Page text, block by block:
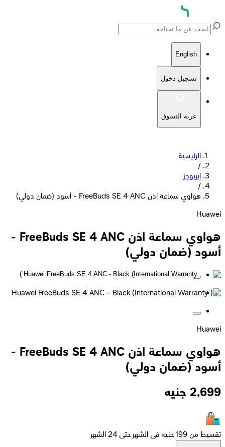
English
تسجيل دخول
عربة التسوق
الرئيسية
/
ايربودز
/
هواوي سماعة اذن FreeBuds SE 4 ANC - أسود (ضمان دولي)
Huawei
هواوي سماعة اذن FreeBuds SE 4 ANC -
أسود (ضمان دولي)
Huawei
هواوي سماعة اذن FreeBuds SE 4 ANC -
أسود (ضمان دولي)
2,699 جنيه
تقسيط من 199 جنيه فى الشهر حتى 24 الشهر